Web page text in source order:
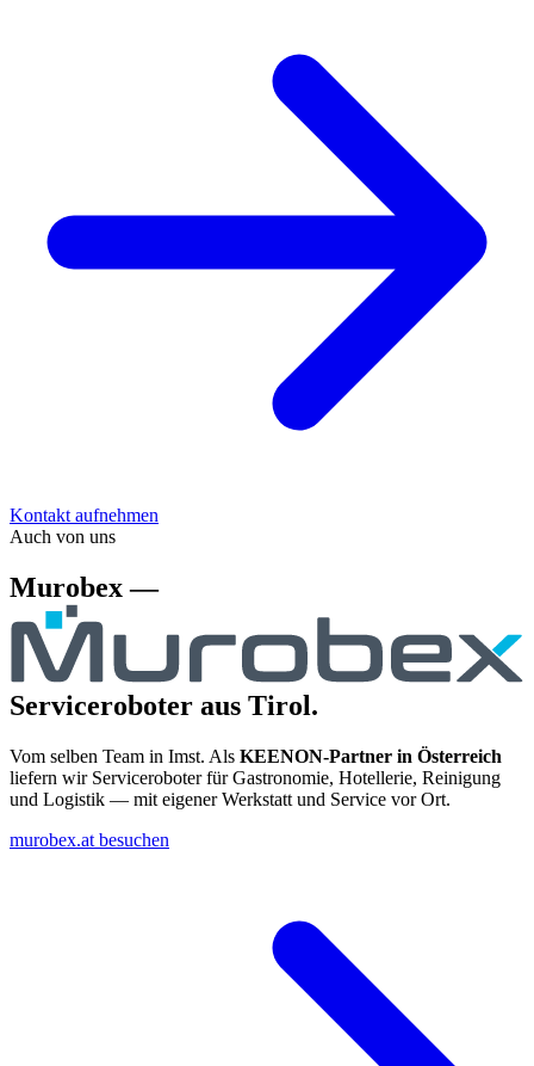
Kontakt aufnehmen
Auch von uns
Murobex —
Serviceroboter aus Tirol.
Vom selben Team in Imst. Als KEENON-Partner in Österreich
liefern wir Serviceroboter für Gastronomie, Hotellerie, Reinigung
und Logistik — mit eigener Werkstatt und Service vor Ort.
murobex.at besuchen